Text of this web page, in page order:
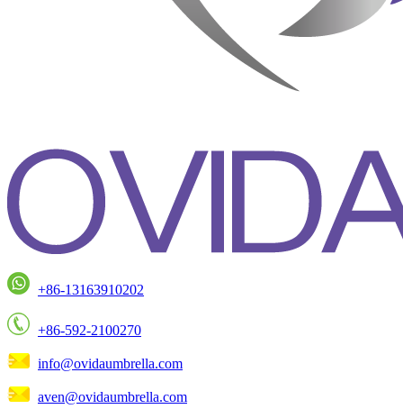
+86-13163910202
+86-592-2100270
info@ovidaumbrella.com
aven@ovidaumbrella.com